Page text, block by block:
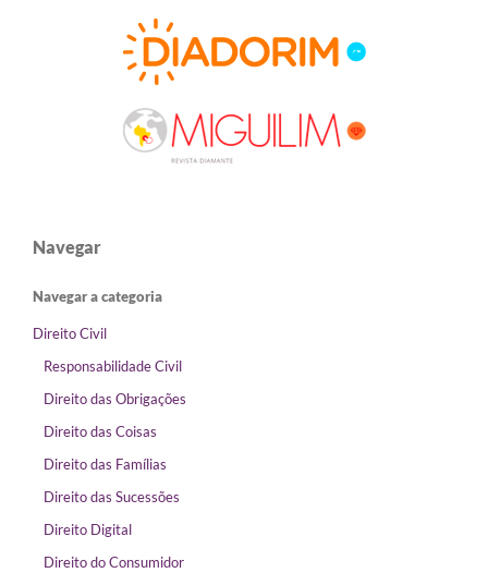
Navegar
Navegar a categoria
Direito Civil
Responsabilidade Civil
Direito das Obrigações
Direito das Coisas
Direito das Famílias
Direito das Sucessões
Direito Digital
Direito do Consumidor